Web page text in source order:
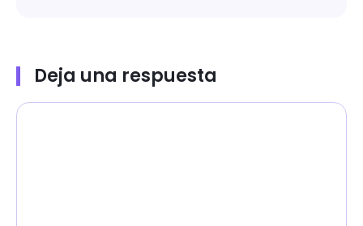
Deja una respuesta